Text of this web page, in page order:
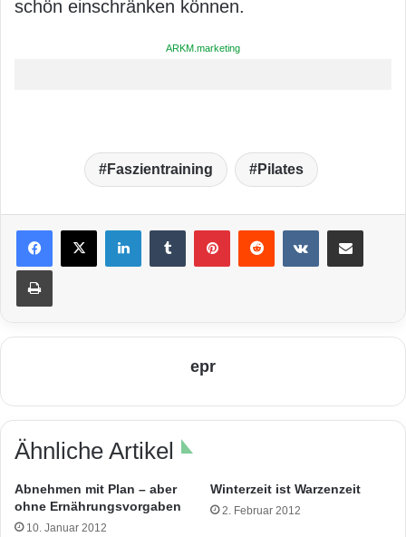
schön einschränken können.
ARKM.marketing
Faszientraining Pilates
LinkedIn VKontakte
Drucken
epr
Ähnliche Artikel
Abnehmen mit Plan – aber
ohne Ernährungsvorgaben
10. Januar 2012
Winterzeit ist Warzenzeit
2. Februar 2012